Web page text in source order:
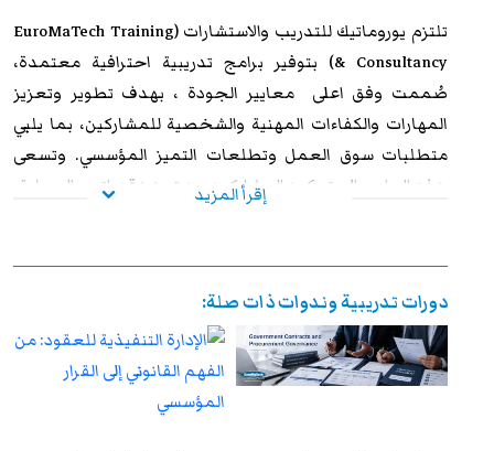
تلتزم يوروماتيك للتدريب
والاستشارات (EuroMaTech Training
& Consultancy) بتوفير برامج تدريبية احترافية معتمدة،
صُممت وفق اعلى معايير الجودة ، بهدف تطوير وتعزيز
المهارات والكفاءات المهنية والشخصية للمشاركين، بما يلبي
متطلبات سوق العمل وتطلعات التميز المؤسسي. وتسعى
هذه البرامج إلى تمكين المشاركين من تعزيز قدراتهم العملية،
بنجاح، يحصل المشاركون على شهادة معتمدة من
تتمتع بالاعتراف والموثوقية إقليميًا ودوليًا، مما يمنحها قيمة
استراتيجية عالية. وتُشكل هذه الشهادة إضافة نوعية لمسار
التطوير المهني، وتفتح للمشاركين آفاقًا واسعة نحو الترقي
إقرأ المزيد
دورات تدريبية وندوات ذات صلة: